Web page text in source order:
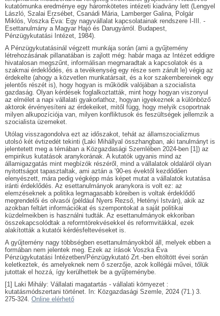
kutatómunka eredménye egy háromkötetes intézeti kiadvány lett (Lengyel
László, Szalai Erzsébet, Csanádi Mária, Lamberger Galina, Polgár
Miklós, Voszka Éva: Egy nagyvállalat kapcsolatainak rendszere I-III. -
Esettanulmány a Magyar Hajó és Darugyárról. Budapest,
Pénzügykutatási Intézet, 1984).
A Pénzügykutatásinál végzett munkája során (ami a gyűjtemény
létrehozásának pillanatában is zajlott még: habár maga az Intézet eddigre
hivatalosan megszűnt, informálisan megmaradtak a kapcsolatok és a
szakmai érdeklődés, és a tevékenység egy része sem zárult le) végig az
érdekelte (ahogy a közvetlen munkatársait, és a kor szakembereinek egy
jelentős részét is), hogy hogyan is működik valójában a szocialista
gazdaság. Olyan kérdések foglalkoztatták, mint hogy hogyan viszonyul
az elmélet a napi vállalati gyakorlathoz, hogyan igyekeznek a különböző
aktorok érvényesíteni az érdekeiket, mitől függ, hogy melyik csoportnak
milyen alkupozíciója van, milyen konfliktusok és feszültségek jellemzik a
szocialista üzemeket.
Utólag visszagondolva ezt az időszakot, tehát az államszocializmus
utolsó két évtizedét tekinti (Laki Mihállyal összhangban, aki tanulmányt is
jelentetett meg a témában a Közgazdasági Szemlében 2024-ben [1]) az
empirikus kutatások aranykorának. A kutatók ugyanis mind az
államigazgatás mint megbízók részéről, mind a vállalatok oldaláról olyan
nyitottságot tapasztaltak, ami aztán a ’90-es évektől kezdődően
elenyészett, mára pedig végképp más képet mutat a vállalatok kutatása
iránti érdeklődés. Az esettanulmányok aranykora is volt ez: az
elemzéseknek a politika legmagasabb köreiben is voltak érdeklődő
megrendelői és olvasói (például Nyers Rezső, Hetényi István), akik az
azokban feltárt információkat és szempontokat a saját politikai
küzdelmeikben is használni tudták. Az esettanulmányok ekkoriban
összekapcsolódtak a reformtörekvésekkel és reformvitákkal, ezek
alakították a kutatói kérdésfeltevéseket is.
A gyűjtemény nagy többségben esettanulmányokból áll, melyek ebben a
formában nem jelentek meg. Ezek az írások Voszka Éva
Pénzügykutatási Intézetben/Pénzügykutató Zrt.-ben eltöltött évei során
keletkeztek, és amelyeknek nem ő szerzője, azok kollégái művei, tőlük
jutottak el hozzá, így kerülhettek be a gyűjteménybe.
[1] Laki Mihály: Vállalati magatartás - vállalati környezet :
kutatásmódszertani történet. In: Közgazdasági Szemle, 2024 (71.) 3.
275-324. Online elérhető